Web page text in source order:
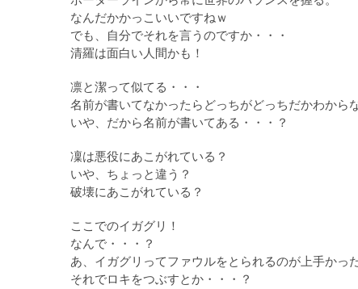
なんだかかっこいいですねｗ
でも、自分でそれを言うのですか・・・
清羅は面白い人間かも！
凛と潔って似てる・・・
名前が書いてなかったらどっちがどっちだかわから
いや、だから名前が書いてある・・・？
凜は悪役にあこがれている？
いや、ちょっと違う？
破壊にあこがれている？
ここでのイガグリ！
なんで・・・？
あ、イガグリってファウルをとられるのが上手かっ
それでロキをつぶすとか・・・？